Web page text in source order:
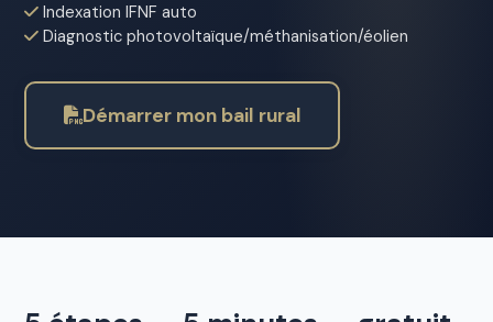
Indexation IFNF auto
Diagnostic photovoltaïque/méthanisation/éolien
Démarrer mon bail rural